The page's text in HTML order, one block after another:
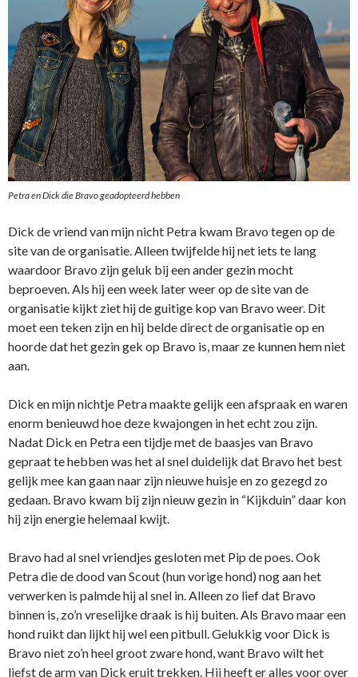
Petra en Dick die Bravo geadopteerd hebben
Dick de vriend van mijn nicht Petra kwam Bravo tegen op de
site van de organisatie. Alleen twijfelde hij net iets te lang
waardoor Bravo zijn geluk bij een ander gezin mocht
beproeven. Als hij een week later weer op de site van de
organisatie kijkt ziet hij de guitige kop van Bravo weer. Dit
moet een teken zijn en hij belde direct de organisatie op en
hoorde dat het gezin gek op Bravo is, maar ze kunnen hem niet
aan.
Dick en mijn nichtje Petra maakte gelijk een afspraak en waren
enorm benieuwd hoe deze kwajongen in het echt zou zijn.
Nadat Dick en Petra een tijdje met de baasjes van Bravo
gepraat te hebben was het al snel duidelijk dat Bravo het best
gelijk mee kan gaan naar zijn nieuwe huisje en zo gezegd zo
gedaan. Bravo kwam bij zijn nieuw gezin in “Kijkduin” daar kon
hij zijn energie helemaal kwijt.
Bravo had al snel vriendjes gesloten met Pip de poes. Ook
Petra die de dood van Scout (hun vorige hond) nog aan het
verwerken is palmde hij al snel in. Alleen zo lief dat Bravo
binnen is, zo’n vreselijke draak is hij buiten. Als Bravo maar een
hond ruikt dan lijkt hij wel een pitbull. Gelukkig voor Dick is
Bravo niet zo’n heel groot zware hond, want Bravo wilt het
liefst de arm van Dick eruit trekken. Hij heeft er alles voor over